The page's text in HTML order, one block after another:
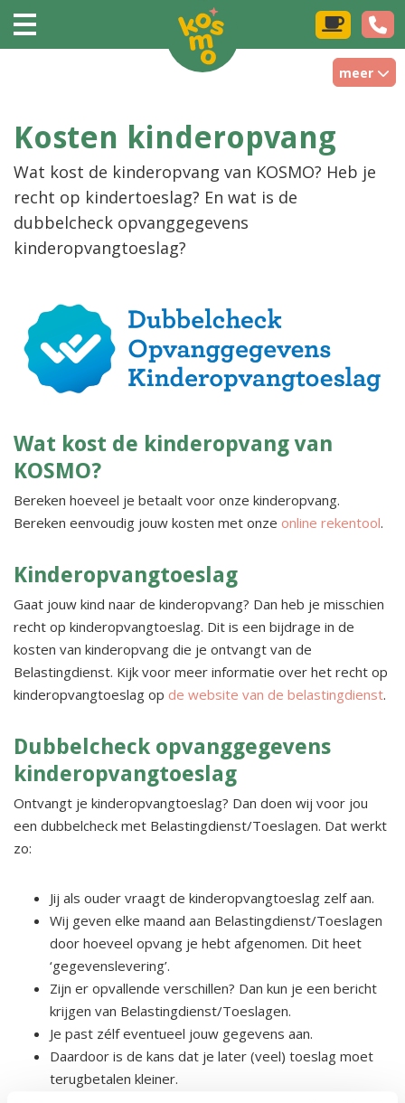
meer
Kosten kinderopvang
Wat kost de kinderopvang van KOSMO? Heb je
recht op kindertoeslag? En wat is de
dubbelcheck opvanggegevens
kinderopvangtoeslag?
Wat kost de kinderopvang van
KOSMO?
Bereken hoeveel je betaalt voor onze kinderopvang.
Bereken eenvoudig jouw kosten met onze online rekentool.
Kinderopvangtoeslag
Gaat jouw kind naar de kinderopvang? Dan heb je misschien
recht op kinderopvangtoeslag. Dit is een bijdrage in de
kosten van kinderopvang die je ontvangt van de
Belastingdienst. Kijk voor meer informatie over het recht op
kinderopvangtoeslag op de website van de belastingdienst.
Dubbelcheck opvanggegevens
kinderopvangtoeslag
Ontvangt je kinderopvangtoeslag? Dan doen wij voor jou
een dubbelcheck met Belastingdienst/Toeslagen. Dat werkt
zo:
Jij als ouder vraagt de kinderopvangtoeslag zelf aan.
Wij geven elke maand aan Belastingdienst/Toeslagen
door hoeveel opvang je hebt afgenomen. Dit heet
‘gegevenslevering’.
Zijn er opvallende verschillen? Dan kun je een bericht
krijgen van Belastingdienst/Toeslagen.
Je past zélf eventueel jouw gegevens aan.
Daardoor is de kans dat je later (veel) toeslag moet
terugbetalen kleiner.